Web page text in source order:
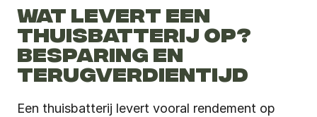
WAT LEVERT EEN
THUISBATTERIJ OP?
BESPARING EN
TERUGVERDIENTIJD
Een thuisbatterij levert vooral rendement op